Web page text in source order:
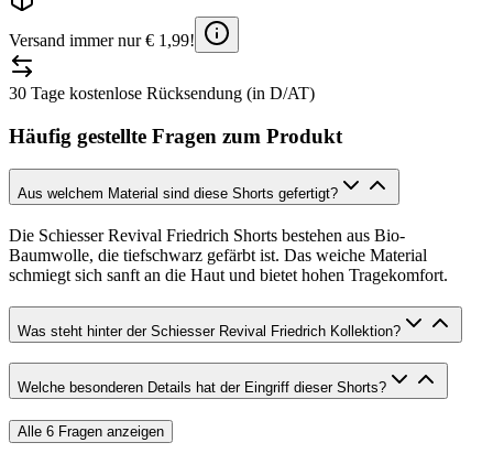
Versand immer nur € 1,99!
30 Tage kostenlose Rücksendung (in D/AT)
Häufig gestellte Fragen zum Produkt
Aus welchem Material sind diese Shorts gefertigt?
Die Schiesser Revival Friedrich Shorts bestehen aus Bio-
Baumwolle, die tiefschwarz gefärbt ist. Das weiche Material
schmiegt sich sanft an die Haut und bietet hohen Tragekomfort.
Was steht hinter der Schiesser Revival Friedrich Kollektion?
Welche besonderen Details hat der Eingriff dieser Shorts?
Alle 6 Fragen anzeigen